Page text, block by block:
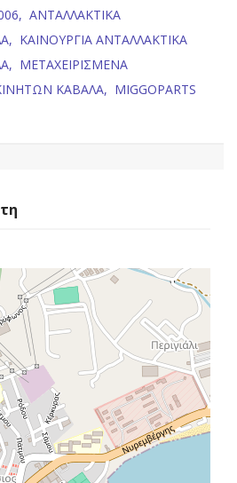
ΑΝΤΑΛΛΑΚΤΙΚΑ
ΚΑΙΝΟΥΡΓΙΑ ΑΝΤΑΛΛΑΚΤΙΚΑ
ΜΕΤΑΧΕΙΡΙΣΜΕΝΑ
ΚΑΒΑΛΑ, MIGGOPARTS